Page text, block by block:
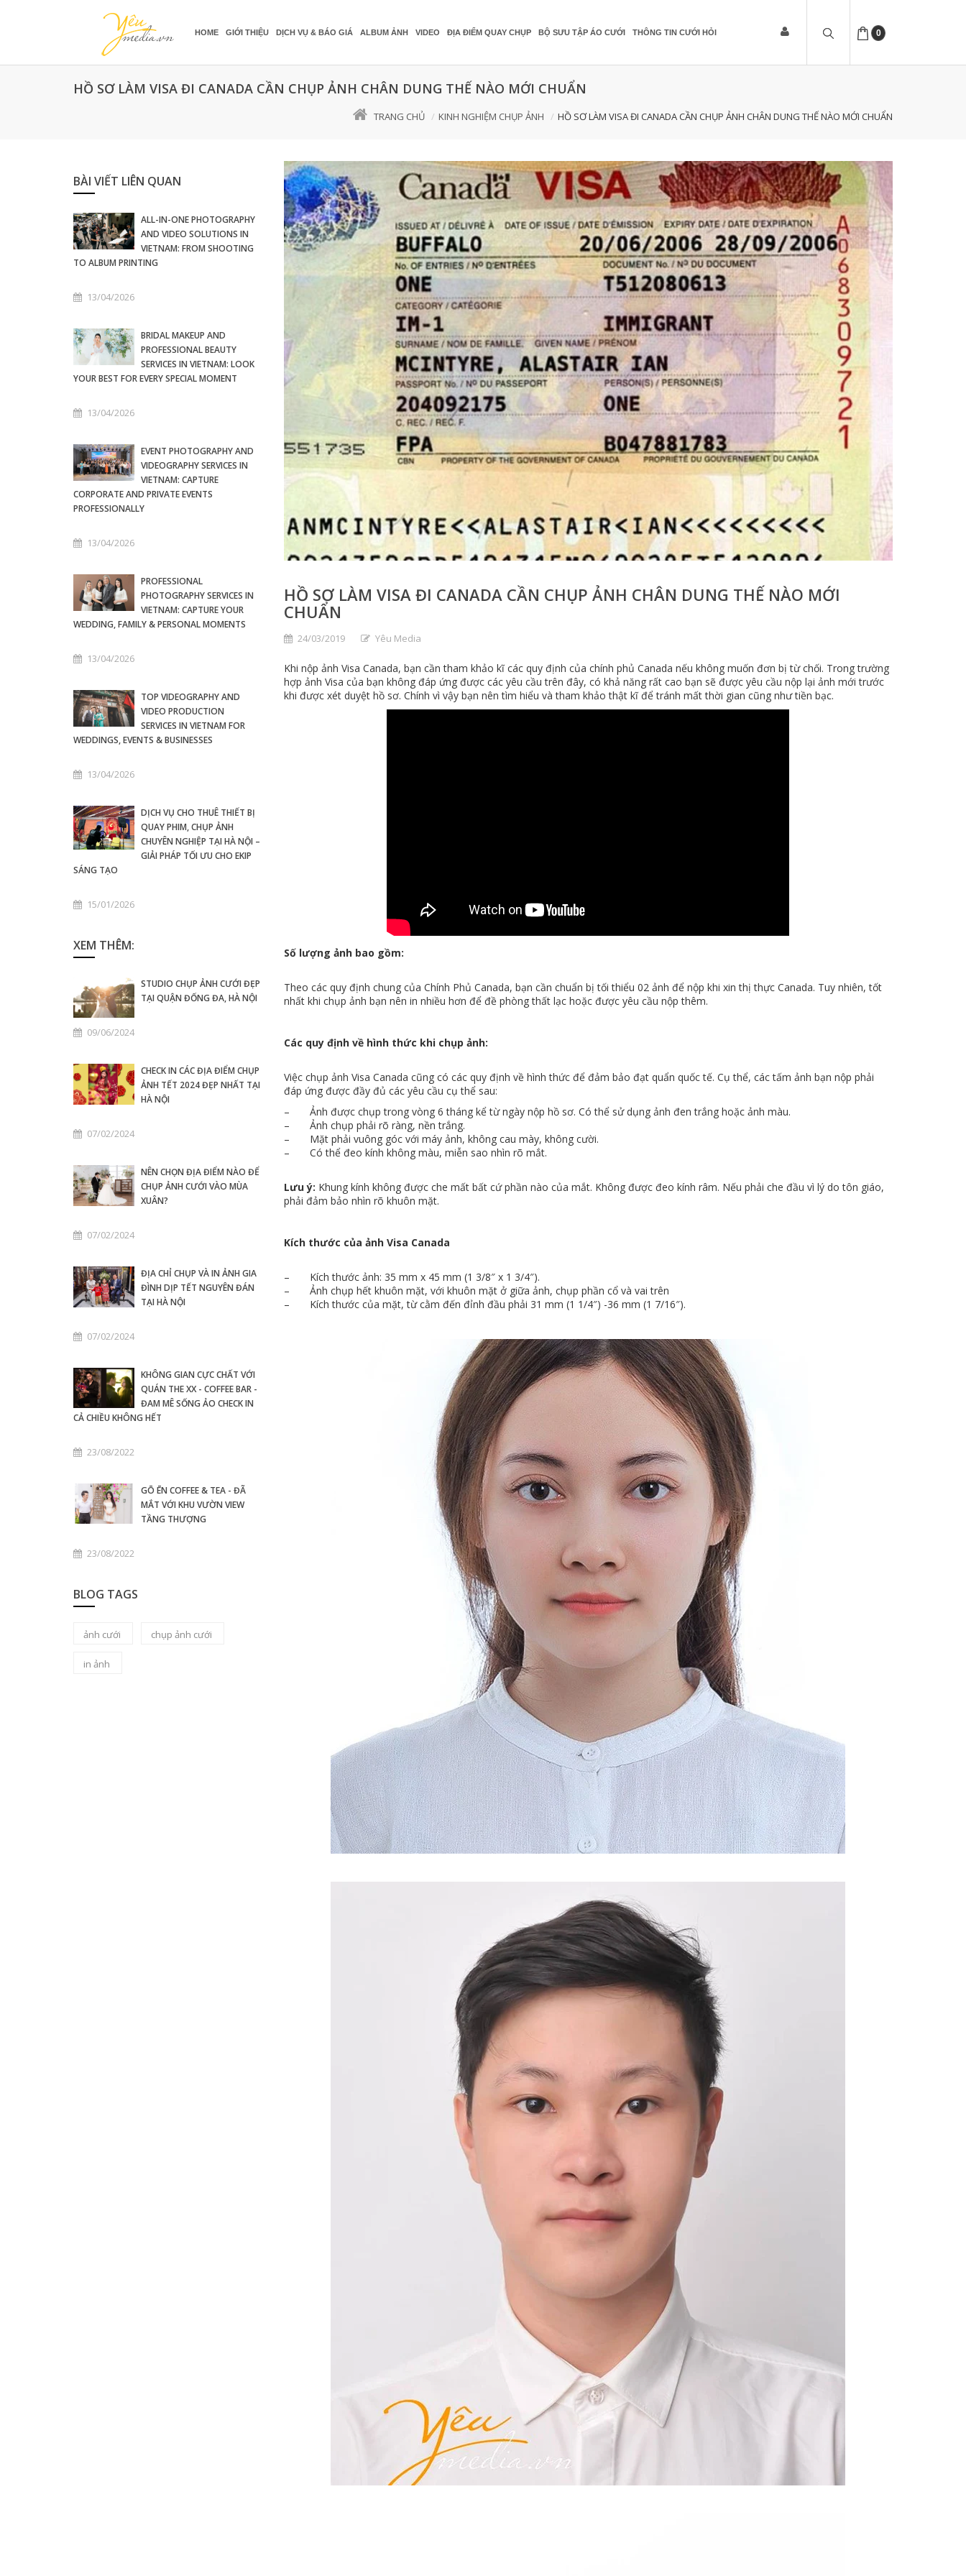
0
HOME GIỚI THIỆU DỊCH VỤ & BÁO GIÁ ALBUM ẢNH VIDEO ĐỊA ĐIỂM QUAY CHỤP BỘ SƯU TẬP ÁO CƯỚI THÔNG TIN CƯỚI HỎI
HỒ SƠ LÀM VISA ĐI CANADA CẦN CHỤP ẢNH CHÂN DUNG THẾ NÀO MỚI CHUẨN
TRANG CHỦ KINH NGHIỆM CHỤP ẢNH HỒ SƠ LÀM VISA ĐI CANADA CẦN CHỤP ẢNH CHÂN DUNG THẾ NÀO MỚI CHUẨN
BÀI VIẾT LIÊN QUAN
ALL-IN-ONE PHOTOGRAPHY
AND VIDEO SOLUTIONS IN
VIETNAM: FROM SHOOTING
TO ALBUM PRINTING
13/04/2026
BRIDAL MAKEUP AND
PROFESSIONAL BEAUTY
SERVICES IN VIETNAM: LOOK
YOUR BEST FOR EVERY SPECIAL MOMENT
13/04/2026
EVENT PHOTOGRAPHY AND
VIDEOGRAPHY SERVICES IN
VIETNAM: CAPTURE
CORPORATE AND PRIVATE EVENTS
PROFESSIONALLY
13/04/2026
PROFESSIONAL
PHOTOGRAPHY SERVICES IN
VIETNAM: CAPTURE YOUR
WEDDING, FAMILY & PERSONAL MOMENTS
13/04/2026
TOP VIDEOGRAPHY AND
VIDEO PRODUCTION
SERVICES IN VIETNAM FOR
WEDDINGS, EVENTS & BUSINESSES
13/04/2026
DỊCH VỤ CHO THUÊ THIẾT BỊ
QUAY PHIM, CHỤP ẢNH
CHUYÊN NGHIỆP TẠI HÀ NỘI –
GIẢI PHÁP TỐI ƯU CHO EKIP
SÁNG TẠO
15/01/2026
XEM THÊM:
STUDIO CHỤP ẢNH CƯỚI ĐẸP
TẠI QUẬN ĐỐNG ĐA, HÀ NỘI
09/06/2024
CHECK IN CÁC ĐỊA ĐIỂM CHỤP
ẢNH TẾT 2024 ĐẸP NHẤT TẠI
HÀ NỘI
07/02/2024
NÊN CHỌN ĐỊA ĐIỂM NÀO ĐỂ
CHỤP ẢNH CƯỚI VÀO MÙA
XUÂN?
07/02/2024
ĐỊA CHỈ CHỤP VÀ IN ẢNH GIA
ĐÌNH DỊP TẾT NGUYÊN ĐÁN
TẠI HÀ NỘI
07/02/2024
KHÔNG GIAN CỰC CHẤT VỚI
QUÁN THE XX - COFFEE BAR -
ĐAM MÊ SỐNG ẢO CHECK IN
CẢ CHIỀU KHÔNG HẾT
23/08/2022
GŌ ĒN COFFEE & TEA - ĐÃ
MẮT VỚI KHU VƯỜN VIEW
TẦNG THƯỢNG
23/08/2022
BLOG TAGS
ảnh cưới chụp ảnh cưới
in ảnh
HỒ SƠ LÀM VISA ĐI CANADA CẦN CHỤP ẢNH CHÂN DUNG THẾ NÀO MỚI
CHUẨN
24/03/2019 Yêu Media
Khi nộp ảnh Visa Canada, bạn cần tham khảo kĩ các quy định của chính phủ Canada nếu không muốn đơn bị từ chối. Trong trường
hợp ảnh Visa của bạn không đáp ứng được các yêu cầu trên đây, có khả năng rất cao bạn sẽ được yêu cầu nộp lại ảnh mới trước
khi được xét duyệt hồ sơ. Chính vì vậy bạn nên tìm hiểu và tham khảo thật kĩ để tránh mất thời gian cũng như tiền bạc.
Số lượng ảnh bao gồm:
Theo các quy định chung của Chính Phủ Canada, bạn cần chuẩn bị tối thiểu 02 ảnh để nộp khi xin thị thực Canada. Tuy nhiên, tốt
nhất khi chụp ảnh bạn nên in nhiều hơn để đề phòng thất lạc hoặc được yêu cầu nộp thêm.
Các quy định về hình thức khi chụp ảnh:
Việc chụp ảnh Visa Canada cũng có các quy định về hình thức để đảm bảo đạt quẩn quốc tế. Cụ thể, các tấm ảnh bạn nộp phải
đáp ứng được đầy đủ các yêu cầu cụ thể sau:
– Ảnh được chụp trong vòng 6 tháng kể từ ngày nộp hồ sơ. Có thể sử dụng ảnh đen trắng hoặc ảnh màu.
– Ảnh chụp phải rõ ràng, nền trắng.
– Mặt phải vuông góc với máy ảnh, không cau mày, không cười.
– Có thể đeo kính không màu, miễn sao nhìn rõ mắt.
Lưu ý: Khung kính không được che mất bất cứ phần nào của mắt. Không được đeo kính râm. Nếu phải che đầu vì lý do tôn giáo,
phải đảm bảo nhìn rõ khuôn mặt.
Kích thước của ảnh Visa Canada
– Kích thước ảnh: 35 mm x 45 mm (1 3/8″ x 1 3/4″).
– Ảnh chụp hết khuôn mặt, với khuôn mặt ở giữa ảnh, chụp phần cổ và vai trên
– Kích thước của mặt, từ cằm đến đỉnh đầu phải 31 mm (1 1/4″) -36 mm (1 7/16″).